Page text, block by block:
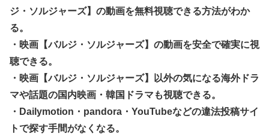
ジ・ソルジャーズ】の動画を無料視聴できる方法がわか
る。
・映画【バルジ・ソルジャーズ】の動画を安全で確実に視
聴できる。
・映画【バルジ・ソルジャーズ】以外の気になる海外ドラ
マや話題の国内映画・韓国ドラマも視聴できる。
・Dailymotion・pandora・YouTubeなどの違法投稿サイ
トで探す手間がなくなる。